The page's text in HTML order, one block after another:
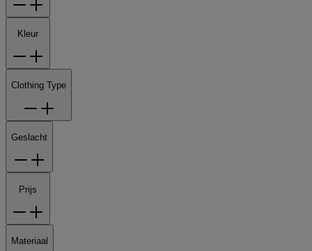
Kleur
Clothing Type
Geslacht
Prijs
Materiaal